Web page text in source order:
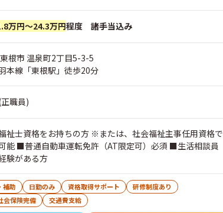
万円～24.3万円程度 諸手当込み
根市 温泉町2丁目5-3-5
本線「東根駅」徒歩20分
職員)
祉士資格をお持ちの方 ※または、社会福祉主事任用資格で
能 ■普通自動車運転免許（AT限定可）必須 ■生活相談員
験がある方
補助 日勤のみ 資格取得サポート
研修制度あり
会保険完備 交通費支給